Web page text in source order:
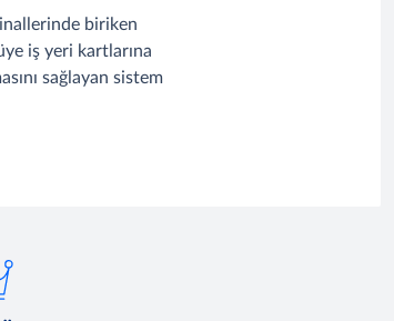
biriken
iş yeri kartlarına
sağlayan sistem